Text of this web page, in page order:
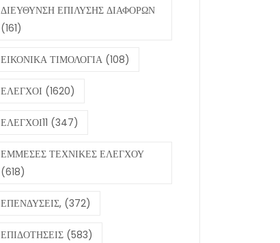
ΔΙΕΥΘΥΝΣΗ ΕΠΙΛΥΣΗΣ ΔΙΑΦΟΡΩΝ
(161)
ΕΙΚΟΝΙΚΑ ΤΙΜΟΛΟΓΙΑ (108)
ΕΛΕΓΧΟΙ (1620)
ΕΛΕΓΧΟΙ11 (347)
ΕΜΜΕΣΕΣ ΤΕΧΝΙΚΕΣ ΕΛΕΓΧΟΥ
(618)
ΕΠΕΝΔΥΣΕΙΣ, (372)
ΕΠΙΔΟΤΗΣΕΙΣ (583)